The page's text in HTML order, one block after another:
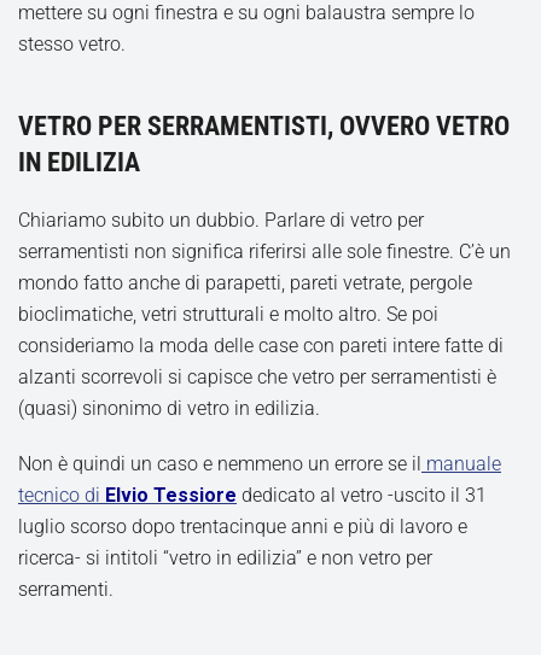
mettere su ogni finestra e su ogni balaustra sempre lo
stesso vetro.
VETRO PER SERRAMENTISTI, OVVERO VETRO
IN EDILIZIA
Chiariamo subito un dubbio. Parlare di vetro per
serramentisti non significa riferirsi alle sole finestre. C’è un
mondo fatto anche di parapetti, pareti vetrate, pergole
bioclimatiche, vetri strutturali e molto altro. Se poi
consideriamo la moda delle case con pareti intere fatte di
alzanti scorrevoli si capisce che vetro per serramentisti è
(quasi) sinonimo di vetro in edilizia.
Non è quindi un caso e nemmeno un errore se il manuale
tecnico di Elvio Tessiore dedicato al vetro -uscito il 31
luglio scorso dopo trentacinque anni e più di lavoro e
ricerca- si intitoli “vetro in edilizia” e non vetro per
serramenti.